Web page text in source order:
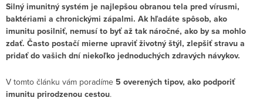
Silný imunitný systém je najlepšou obranou tela pred vírusmi,
baktériami a chronickými zápalmi. Ak hľadáte spôsob, ako
imunitu posilniť, nemusí to byť až tak náročné, ako by sa mohlo
zdať. Často postačí mierne upraviť životný štýl, zlepšiť stravu a
pridať do vašich dní niekoľko jednoduchých zdravých návykov.
V tomto článku vám poradíme 5 overených tipov, ako podporiť
imunitu prirodzenou cestou.